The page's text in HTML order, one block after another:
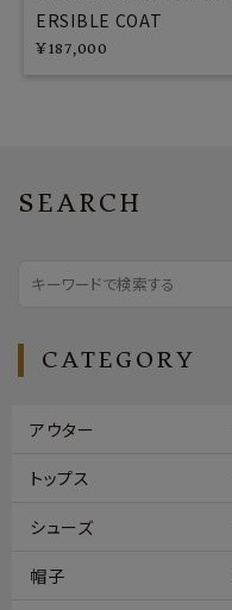
ERSIBLE COAT
¥187,000
SEARCH
CATEGORY
アウター
トップス
シューズ
帽子